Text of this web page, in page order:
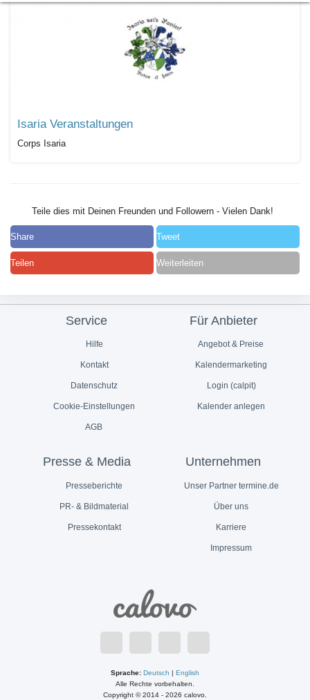
Isaria Veranstaltungen
Corps Isaria
Teile dies mit Deinen Freunden und Followern - Vielen Dank!
Share Tweet
Teilen Weiterleiten
Service
Hilfe
Kontakt
Datenschutz
Cookie-Einstellungen
AGB
Für Anbieter
Angebot & Preise
Kalendermarketing
Login (calpit)
Kalender anlegen
Presse & Media
Presseberichte
PR- & Bildmaterial
Pressekontakt
Unternehmen
Unser Partner termine.de
Über uns
Karriere
Impressum
Sprache: Deutsch | English
Alle Rechte vorbehalten.
Copyright © 2014 - 2026 calovo.